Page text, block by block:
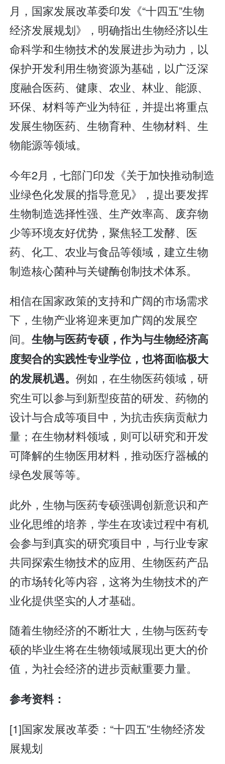
月，国家发展改革委印发《“十四五”生物
经济发展规划》，明确指出生物经济以生
命科学和生物技术的发展进步为动力，以
保护开发利用生物资源为基础，以广泛深
度融合医药、健康、农业、林业、能源、
环保、材料等产业为特征，并提出将重点
发展生物医药、生物育种、生物材料、生
物能源等领域。
今年2月，七部门印发《关于加快推动制造
业绿色化发展的指导意见》，提出要发挥
生物制造选择性强、生产效率高、废弃物
少等环境友好优势，聚焦轻工发酵、医
药、化工、农业与食品等领域，建立生物
制造核心菌种与关键酶创制技术体系。
相信在国家政策的支持和广阔的市场需求
下，生物产业将迎来更加广阔的发展空
间。生物与医药专硕，作为与生物经济高
度契合的实践性专业学位，也将面临极大
的发展机遇。例如，在生物医药领域，研
究生可以参与到新型疫苗的研发、药物的
设计与合成等项目中，为抗击疾病贡献力
量；在生物材料领域，则可以研究和开发
可降解的生物医用材料，推动医疗器械的
绿色发展等等。
此外，生物与医药专硕强调创新意识和产
业化思维的培养，学生在攻读过程中有机
会参与到真实的研究项目中，与行业专家
共同探索生物技术的应用、生物医药产品
的市场转化等内容，这将为生物技术的产
业化提供坚实的人才基础。
随着生物经济的不断壮大，生物与医药专
硕的毕业生将在生物领域展现出更大的价
值，为社会经济的进步贡献重要力量。
参考资料：
[1]国家发展改革委：“十四五”生物经济发
展规划